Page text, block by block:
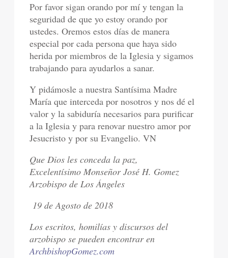
Por favor sigan orando por mí y tengan la
seguridad de que yo estoy orando por
ustedes. Oremos estos días de manera
especial por cada persona que haya sido
herida por miembros de la Iglesia y sigamos
trabajando para ayudarlos a sanar.
Y pidámosle a nuestra Santísima Madre
María que interceda por nosotros y nos dé el
valor y la sabiduría necesarios para purificar
a la Iglesia y para renovar nuestro amor por
Jesucristo y por su Evangelio. VN
Que Dios les conceda la paz,
Excelentísimo Monseñor José H. Gomez
Arzobispo de Los Ángeles
19 de Agosto de 2018
Los escritos, homilías y discursos del
arzobispo se pueden encontrar en
ArchbishopGomez.com